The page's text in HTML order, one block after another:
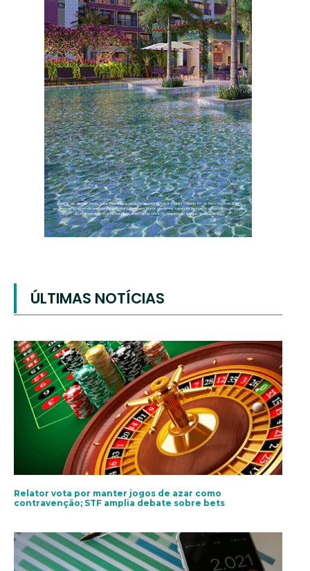
ÚLTIMAS NOTÍCIAS
Relator vota por manter jogos de azar como
contravenção; STF amplia debate sobre bets